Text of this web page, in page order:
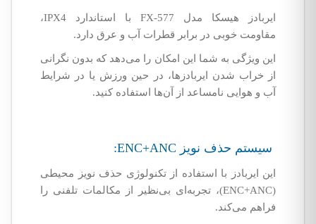
ایربادز هیسکا مدل FX-577 با استاندارد IPX4،
مقاومت خوبی در برابر قطرات آب و عرق دارد.
این ویژگی به شما این امکان را می‌دهد که بدون نگرانی
از خراب شدن ایربادزها، در حین ورزش یا در شرایط
آب و هوایی نامساعد از آن‌ها استفاده کنید.
سیستم حذف نویز ENC+ANC:
این ایربادز با استفاده از تکنولوژی حذف نویز محیطی
(ENC+ANC)، تجربه‌ای بی‌نظیر از مکالمات تلفنی را
فراهم می‌کند.